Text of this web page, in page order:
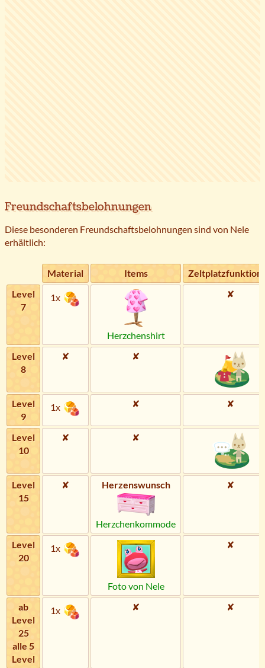
Freundschaftsbelohnungen
Diese besonderen Freundschaftsbelohnungen sind von Nele
erhältlich:
Material Items
Level
7
1x
Herzchenshirt
✘
Level
8
✘ ✘
Level
9
1x ✘ ✘
Level
10
✘ ✘
Level
15
✘ Herzens­wunsch
Herzchenkommode
✘
Level
20
1x
Foto von Nele
✘
ab
Level
25
alle 5
Level
1x ✘ ✘